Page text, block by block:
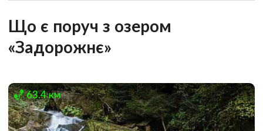
Що є поруч з озером
«Задорожнє»
63.4 км